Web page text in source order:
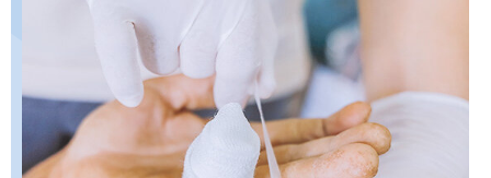
Navigateur de produits
Medica